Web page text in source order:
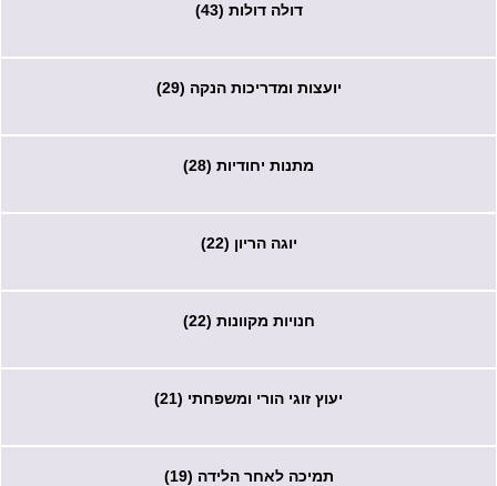
דולה דולות (43)
יועצות ומדריכות הנקה (29)
מתנות יחודיות (28)
יוגה הריון (22)
חנויות מקוונות (22)
יעוץ זוגי הורי ומשפחתי (21)
תמיכה לאחר הלידה (19)